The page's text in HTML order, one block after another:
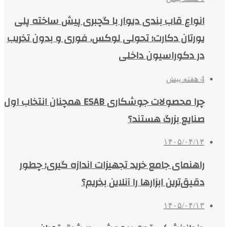
انواع قاب بندی دیوار با گچبری پیش ساخته پلی
یورتان دکارت؛ تحولی لوکس، فوری و بدون تخریب
در دکوراسیون داخلی
4 هفته پیش
چرا محصولات جوشکاری ESAB همچنان انتخاب اول
صنایع بزرگ هستند؟
۱۴۰۵/۰۴/۱۴
راهنمای جامع خرید تجهیزات اندازه گیری؛ چطور
دقیق‌ترین ابزارها را آنلاین بخریم؟
۱۴۰۵/۰۴/۱۳